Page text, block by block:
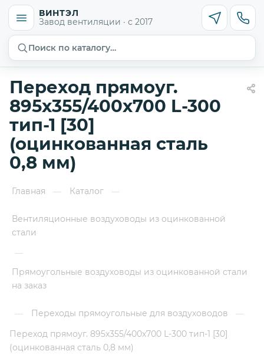
ВИНТЭЛ
Завод вентиляции · с 2017
Поиск по каталогу…
Переход прямоуг.
895х355/400х700 L-300
тип-1 [30]
(оцинкованная сталь
0,8 мм)
Главная — Каталог —
Вентиляционные воздуховоды из оцинкованной
стали
—
Прямоугольные воздуховоды из оцинкованной стали
на заказ
— Переходы прямоугольные для воздуховодов
—
Переход прямоуг. 895х355/400х700 L-300 тип-1 [30]
(оцинкованная сталь 0,8 мм)